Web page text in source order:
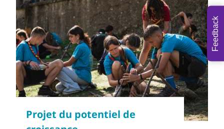
Copyright
Сојуз на извидници на Македонија
Feedback